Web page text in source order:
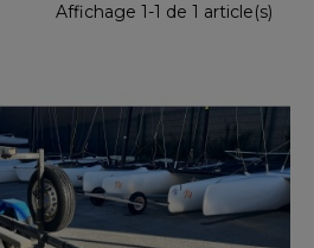
Affichage 1-1 de 1 article(s)